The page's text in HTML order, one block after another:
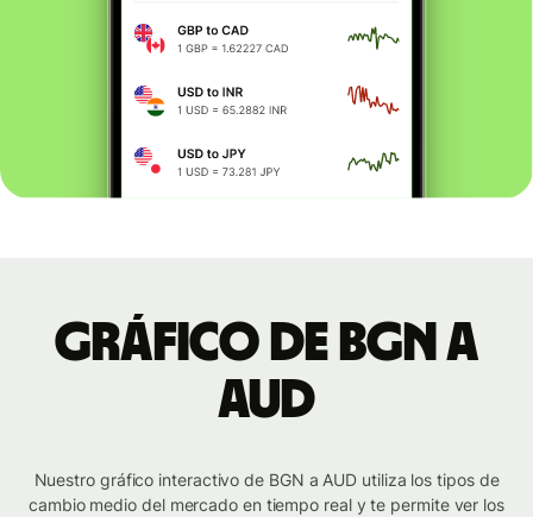
Gráfico de BGN a
AUD
Nuestro gráfico interactivo de BGN a AUD utiliza los tipos de
cambio medio del mercado en tiempo real y te permite ver los